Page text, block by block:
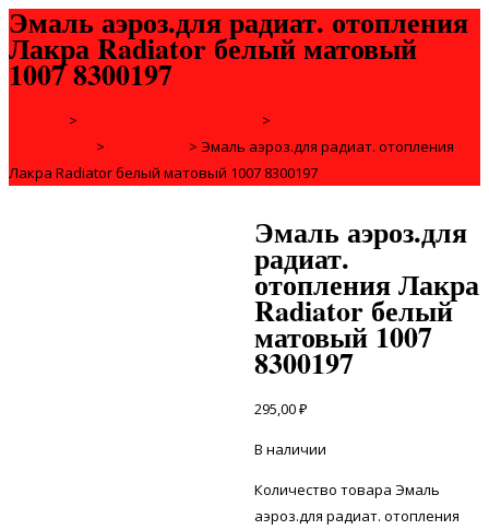
Эмаль аэроз.для радиат. отопления
Лакра Radiator белый матовый
1007 8300197
> >
> > Эмаль аэроз.для радиат. отопления
Лакра Radiator белый матовый 1007 8300197
Эмаль аэроз.для
радиат.
отопления Лакра
Radiator белый
матовый 1007
8300197
295,00₽
В наличии
Количество товара Эмаль
аэроз.для радиат. отопления